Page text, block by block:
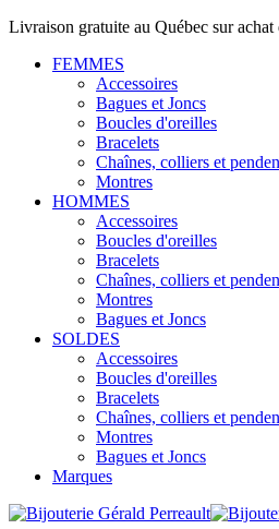
Livraison gratuite au Québec sur
FEMMES
Accessoires
Bagues et Joncs
Boucles d'oreilles
Bracelets
Chaînes, colliers et
Montres
HOMMES
Accessoires
Boucles d'oreilles
Bracelets
Chaînes, colliers et
Montres
Bagues et Joncs
SOLDES
Accessoires
Boucles d'oreilles
Bracelets
Chaînes, colliers et
Montres
Bagues et Joncs
Marques